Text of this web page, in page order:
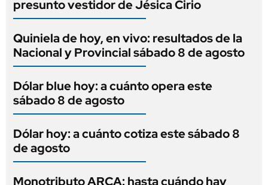
presunto vestidor de Jésica Cirio
Quiniela de hoy, en vivo: resultados de la
Nacional y Provincial sábado 8 de agosto
Dólar blue hoy: a cuánto opera este
sábado 8 de agosto
Dólar hoy: a cuánto cotiza este sábado 8
de agosto
Monotributo ARCA: hasta cuándo hay